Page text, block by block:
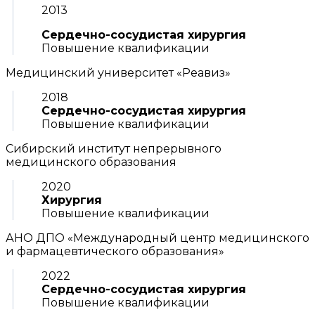
2013
Сердечно-сосудистая хирургия
Повышение квалификации
Медицинский университет «Реавиз»
2018
Сердечно-сосудистая хирургия
Повышение квалификации
Сибирский институт непрерывного
медицинского образования
2020
Хирургия
Повышение квалификации
АНО ДПО «Международный центр медицинского
и фармацевтического образования»
2022
Сердечно-сосудистая хирургия
Повышение квалификации